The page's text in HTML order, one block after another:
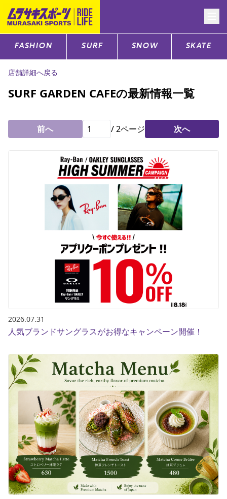
CATEGORY
スノーTOP
スケートTOP
CONTENTS
スタッフスナップ
SUPPORT
ご利用ガイド
会員ランク
店頭受取サービス
ギフトラッピング
アフターサポート
下取り保証について
よくある質問
ニュース
ムラサキスポーツ 公式アプリ
ポイント・クーポンもこのアプリで！
FASHION SURF SNOW SKATE
店舗詳細へ戻る
SURF GARDEN CAFEの最新情報一覧
前へ /2ページ 次へ
2026.07.31
人気ブランドサングラスがお得なキャンペーン開催！